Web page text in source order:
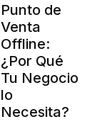
Punto de
Venta
Offline:
¿Por Qué
Tu Negocio
lo
Necesita?